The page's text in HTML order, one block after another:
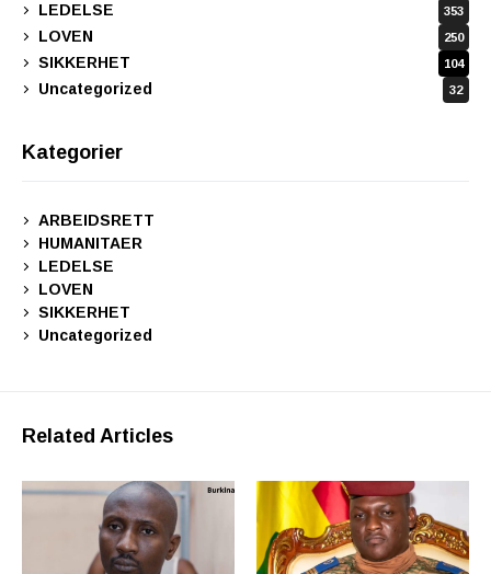
LEDELSE 353
LOVEN 250
SIKKERHET 104
Uncategorized 32
Kategorier
ARBEIDSRETT
HUMANITAER
LEDELSE
LOVEN
SIKKERHET
Uncategorized
Related Articles